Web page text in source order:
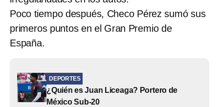
Poco tiempo después, Checo Pérez sumó sus
primeros puntos en el Gran Premio de
España.
DEPORTES
¿Quién es Juan Liceaga? Portero de
México Sub-20